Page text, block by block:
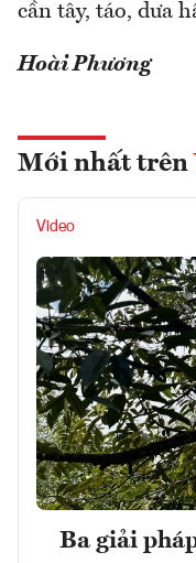
cần tây, táo, dưa
Hoài Phương
Mới nhất trên
Video
Ba giải